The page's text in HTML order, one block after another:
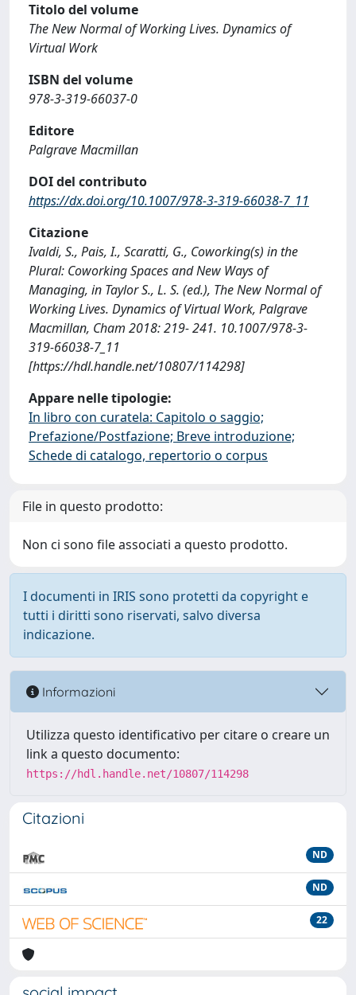
Titolo del volume
The New Normal of Working Lives. Dynamics of
Virtual Work
ISBN del volume
978-3-319-66037-0
Editore
Palgrave Macmillan
DOI del contributo
https://dx.doi.org/10.1007/978-3-319-66038-7_11
Citazione
Ivaldi, S., Pais, I., Scaratti, G., Coworking(s) in the
Plural: Coworking Spaces and New Ways of
Managing, in Taylor S., L. S. (ed.), The New Normal of
Working Lives. Dynamics of Virtual Work, Palgrave
Macmillan, Cham 2018: 219- 241. 10.1007/978-3-
319-66038-7_11
[https://hdl.handle.net/10807/114298]
Appare nelle tipologie:
In libro con curatela: Capitolo o saggio;
Prefazione/Postfazione; Breve introduzione;
Schede di catalogo, repertorio o corpus
File in questo prodotto:
Non ci sono file associati a questo prodotto.
I documenti in IRIS sono protetti da copyright e
tutti i diritti sono riservati, salvo diversa
indicazione.
Informazioni
Utilizza questo identificativo per citare o creare un
link a questo documento:
https://hdl.handle.net/10807/114298
Citazioni
ND
ND
22